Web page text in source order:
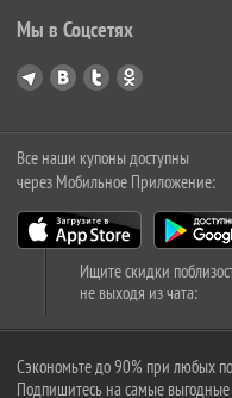
Мы в Соцсетях
Все наши купоны доступны
через Мобильное Приложение:
Ищите скидки
не выходя из чата:
Сэкономьте до 90% при любых
Подпишитесь на самые